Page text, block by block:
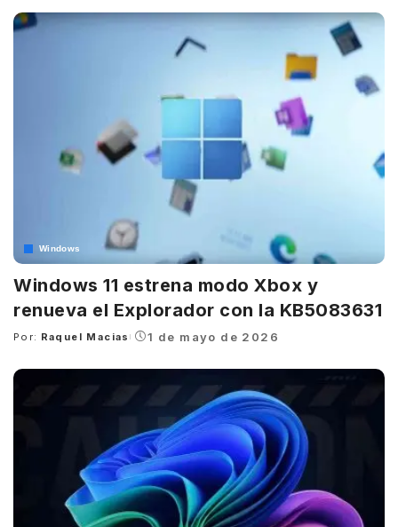
Windows
Windows 11 estrena modo Xbox y
renueva el Explorador con la KB5083631
Posted
Por: Raquel Macias 1 de mayo de 2026